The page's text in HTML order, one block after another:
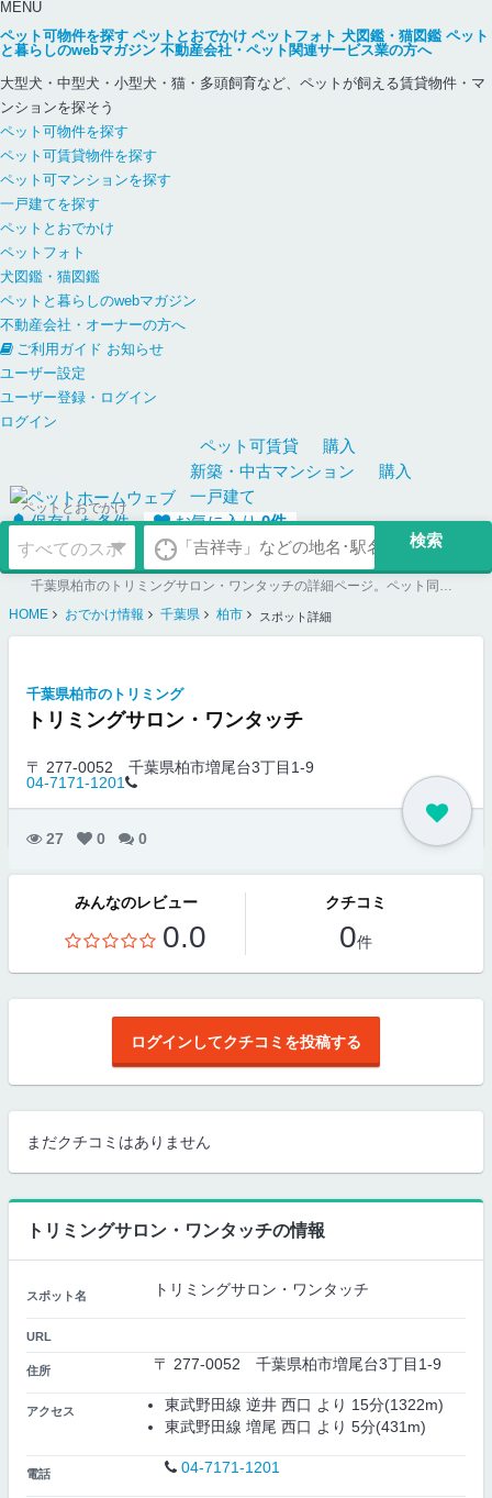
MENU
ペット可物件を探す ペットとおでかけ ペットフォト 犬図鑑・猫図鑑 ペット
と暮らしのwebマガジン 不動産会社・ペット関連サービス業の方へ
大型犬・中型犬・小型犬・猫・多頭飼育など、ペットが飼える賃貸物件・マ
ンションを探そう
ペット可物件を探す
ペット可賃貸物件を探す
ペット可マンションを探す
一戸建てを探す
ペットとおでかけ
ペットフォト
犬図鑑・猫図鑑
ペットと暮らしのwebマガジン
不動産会社・オーナーの方へ
ご利用ガイド お知らせ
ユーザー設定
ユーザー登録・ログイン
ログイン
ペット可賃貸
購入
新築・中古マンション
購入
一戸建て
保存した条件
お気に入り0件
ペットとおでかけ
千葉県柏市のトリミングサロン・ワンタッチの詳細ページ。ペット同伴可のお店探しならペットホームウェブ。ペット可賃貸のお部屋探し、ペット可マンション購入のご検討時にもご利用ください。
HOME
おでかけ情報 千葉県 柏市 スポット詳細
千葉県柏市のトリミング
トリミングサロン・ワンタッチ
〒 277-0052
千葉県柏市増尾台3丁目1-9
04-7171-1201
27 0 0
みんなのレビュー
0.0
クチコミ
0件
ログインしてクチコミを投稿する
まだクチコミはありません
トリミングサロン・ワンタッチの情報
スポット名 トリミングサロン・ワンタッチ
URL
住所 〒 277-0052 千葉県柏市増尾台3丁目1-9
アクセス
東武野田線 逆井 西口 より 15分(1322m)
東武野田線 増尾 西口 より 5分(431m)
電話 04-7171-1201